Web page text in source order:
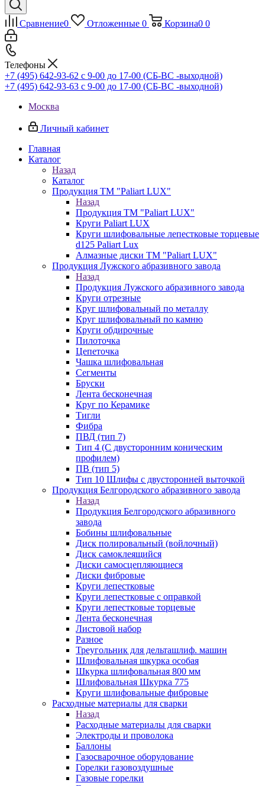
Сравнение0 Отложенные 0 Корзина0 0
Телефоны
+7 (495) 642-93-62 c 9-00 до 17-00 (СБ-ВС -выходной)
+7 (495) 642-93-63 c 9-00 до 17-00 (СБ-ВС -выходной)
Москва
Личный кабинет
Главная
Каталог
Назад
Каталог
Продукция ТМ "Paliart LUX"
Назад
Продукция ТМ "Paliart LUX"
Круги Paliart LUX
Круги шлифовальные лепестковые торцевые
d125 Paliart Lux
Алмазные диски ТМ "Paliart LUX"
Продукция Лужского абразивного завода
Назад
Продукция Лужского абразивного завода
Круги отрезные
Круг шлифовальный по металлу
Круг шлифовальный по камню
Круги обдирочные
Пилоточка
Цепеточка
Чашка шлифовальная
Сегменты
Бруски
Лента бесконечная
Круг по Керамике
Тигли
Фибра
ПВД (тип 7)
Тип 4 (С двусторонним коническим
профилем)
ПВ (тип 5)
Тип 10 Шлифы с двусторонней выточкой
Продукция Белгородского абразивного завода
Назад
Продукция Белгородского абразивного
завода
Бобины шлифовальные
Диск полировальный (войлочный)
Диск самоклеящийся
Диски самосцепляющиеся
Диски фибровые
Круги лепестковые
Круги лепестковые с оправкой
Круги лепестковые торцевые
Лента бесконечная
Листовой набор
Разное
Треугольник для дельташлиф. машин
Шлифовальная шкурка особая
Шкурка шлифовальная 800 мм
Шлифовальная Шкурка 775
Круги шлифовальные фибровые
Расходные материалы для сварки
Назад
Расходные материалы для сварки
Электроды и проволока
Баллоны
Газосварочное оборудование
Горелки газовоздушные
Газовые горелки